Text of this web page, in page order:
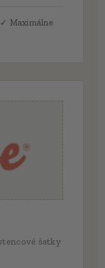
✓ Maximálne
šatky